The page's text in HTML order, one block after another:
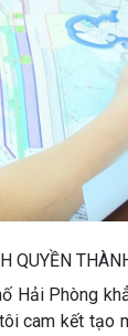
QUYỀN
Hải Phòng
cam kết tạo